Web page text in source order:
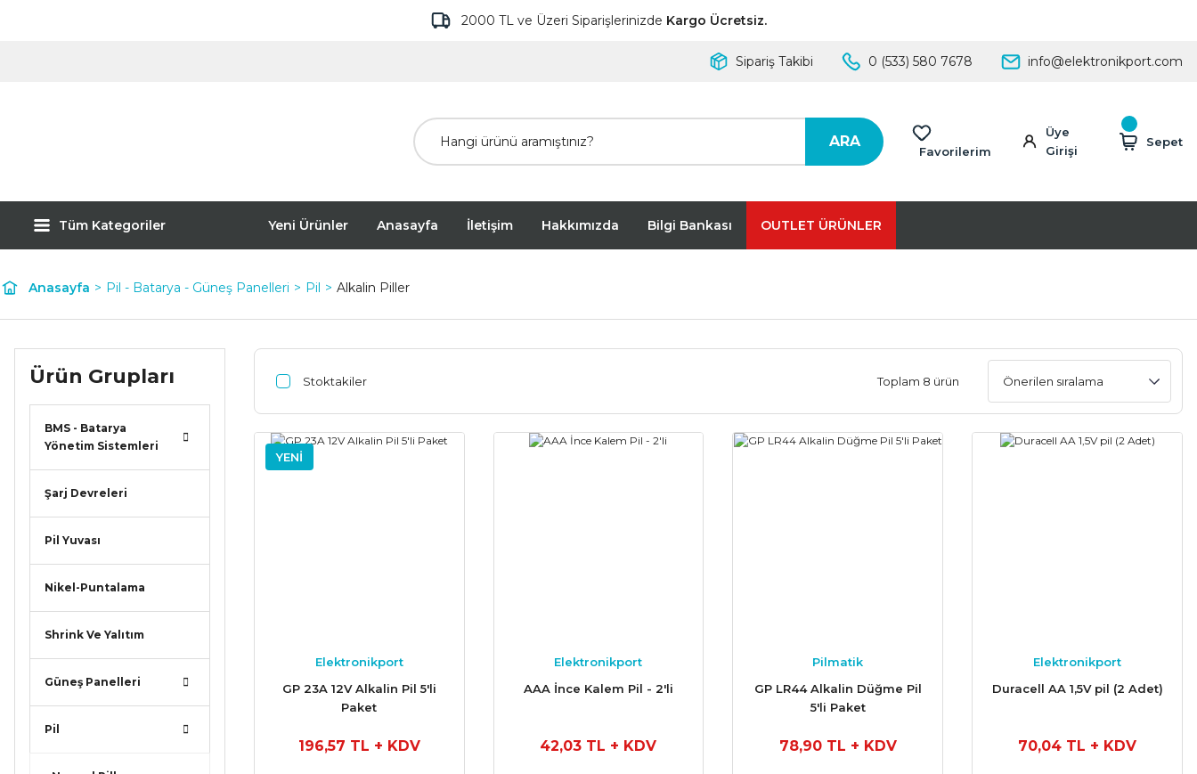
2000 TL ve Üzeri Siparişlerinizde Kargo Ücretsiz.
Sipariş Takibi 0 (533) 580 7678 info@elektronikport.com
ARA
Favorilerim
Üye
Girişi
Sepet
Tüm Kategoriler Yeni Ürünler Anasayfa İletişim Hakkımızda Bilgi Bankası OUTLET ÜRÜNLER
Anasayfa Pil - Batarya - Güneş Panelleri Pil Alkalin Piller
Ürün Grupları
BMS - Batarya
Yönetim Sistemleri
Şarj Devreleri
Pil Yuvası
Nikel-Puntalama
Shrink Ve Yalıtım
Güneş Panelleri
Pil
Stoktakiler Toplam 8 ürün
YENİ
Elektronikport
GP 23A 12V Alkalin Pil 5'li
Paket
196,57 TL + KDV
Elektronikport
AAA İnce Kalem Pil - 2'li
42,03 TL + KDV
Pilmatik
GP LR44 Alkalin Düğme Pil
5'li Paket
78,90 TL + KDV
Elektronikport
Duracell AA 1,5V pil (2 Adet)
70,04 TL + KDV